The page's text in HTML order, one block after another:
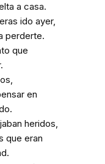
a casa.
ido ayer,
perderte.
que
en
heridos,
que eran